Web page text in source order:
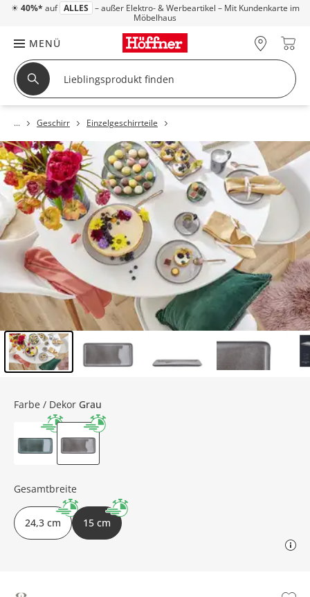
☀ 40%* auf ALLES – außer Elektro- & Werbeartikel – Mit Kundenkarte im
Möbelhaus
MENÜ
Geschirr Einzelgeschirrteile
Farbe / Dekor Grau
Gesamtbreite
24,3 cm 15 cm